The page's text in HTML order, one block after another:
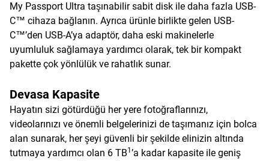
My Passport Ultra taşınabilir sabit disk ile daha fazla USB-
C™ cihaza bağlanın. Ayrıca ürünle birlikte gelen USB-
C™’den USB-A’ya adaptör, daha eski makinelerle
uyumluluk sağlamaya yardımcı olarak, tek bir kompakt
pakette çok yönlülük ve rahatlık sunar.
Devasa Kapasite
Hayatın sizi götürdüğü her yere fotoğraflarınızı,
videolarınızı ve önemli belgelerinizi de taşımanız için bolca
alan sunarak, her şeyi güvenli bir şekilde elinizin altında
tutmaya yardımcı olan 6 TB1 ’a kadar kapasite ile geniş